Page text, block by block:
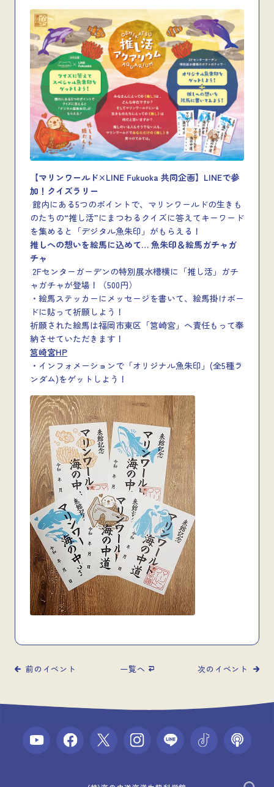
【マリンワールド×LINE Fukuoka 共同企画】LINEで参
加！クイズラリー
館内にある5つのポイントで、マリンワールドの生きも
のたちの“推し活”にまつわるクイズに答えてキーワード
を集めると「デジタル魚朱印」がもらえる！
推しへの想いを絵馬に込めて… 魚朱印＆絵馬ガチャガ
チャ
2Fセンターガーデンの特別展水槽横に「推し活」ガチ
ャガチャが登場！（500円）
・絵馬ステッカーにメッセージを書いて、絵馬掛けボー
ドに貼って祈願しよう！
祈願された絵馬は福岡市東区「筥崎宮」へ責任もって奉
納させていただきます！
筥崎宮HP
・インフォメーションで「オリジナル魚朱印」(全5種ラ
ンダム)をゲットしよう！
前のイベント 一覧へ 次のイベント